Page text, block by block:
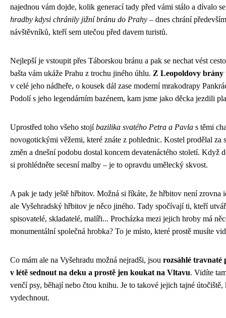
najednou vám dojde, kolik generací tady před vámi stálo a dívalo
hradby kdysi chránily jižní bránu do Prahy – dnes chrání
návštěvníků, kteří sem utečou před davem turistů.
Nejlepší je vstoupit přes Táborskou bránu a pak se nechat vést
bašta vám ukáže Prahu z trochu jiného úhlu. Z Leopoldovy
v celé jeho nádheře, o kousek dál zase moderní mrakodrapy
Podolí s jeho legendárním bazénem, kam jsme jako děcka jezdili
Uprostřed toho všeho stojíbazilika svatého Petra a Pavla s těmi
novogotickými věžemi, které znáte z pohlednic. Kostel prodělal za
změn a dnešní podobu dostal koncem devatenáctého století. Když
si prohlédněte secesní malby – je to opravdu umělecký skvost.
A pak je tady ještě hřbitov. Možná si říkáte, že hřbitov není zrovna
ale Vyšehradský hřbitov je něco jiného. Tady spočívají ti, kteří
spisovatelé, skladatelé, malíři... Procházka mezi jejich hroby má
monumentální společná hrobka? To je místo, které prostě musíte
Co mám ale na Vyšehradu možná nejradši, jsou rozsáhlé travnaté
v létě sednout na deku a prostě jen koukat na Vltavu. Vidíte
venčí psy, běhají nebo čtou knihu. Je to takové jejich tajné
vydechnout.